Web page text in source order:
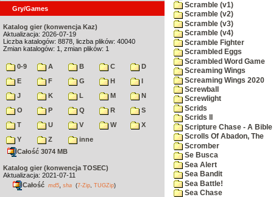
Gry/Games
Katalog gier (konwencja Kaz)
Aktualizacja: 2026-07-19
Liczba katalogów: 8878, liczba plików: 40040
Zmian katalogów: 1, zmian plików: 1
0-9 A B C
D
E
F G H
I
J
K L M
N
O
P Q R
S
T
U V W
X
Y
Z
inne
Całość 3074 MB
Katalog gier (konwencja TOSEC)
Aktualizacja: 2021-07-11
Całość md5 sha (7-Zip TUGZip)
Scramble (v1)
Scramble (v2)
Scramble (v3)
Scramble (v4)
Scramble Fighter
Scrambled Eggs
Scrambled Word Game
Screaming Wings
Screaming Wings 2020
Screwball
Screwlight
Scrids
Scrids II
Scripture Chase - A Bible
Scrolls Of Abadon, The
Scromber
Se Busca
Sea Alert
Sea Bandit
Sea Battle!
Sea Chase